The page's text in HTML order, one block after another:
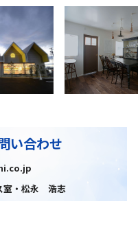
い合わせ
室・松永 浩志